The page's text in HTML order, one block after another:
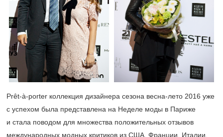
Prêt-à-porter коллекция дизайнера сезона весна-лето 2016 уже
с успехом была представлена на Неделе моды в Париже
и стала поводом для множества положительных отзывов
международных модных критиков из США, Франции, Италии,